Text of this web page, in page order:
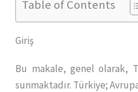
Table of Contents
Giriş
Bu makale, genel olarak,
sunmaktadır. Türkiye;